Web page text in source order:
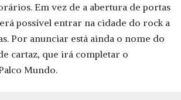
Em vez de a abertura de portas
possível entrar na cidade do rock a
Por anunciar está ainda o nome do
cartaz, que irá completar o
Mundo.